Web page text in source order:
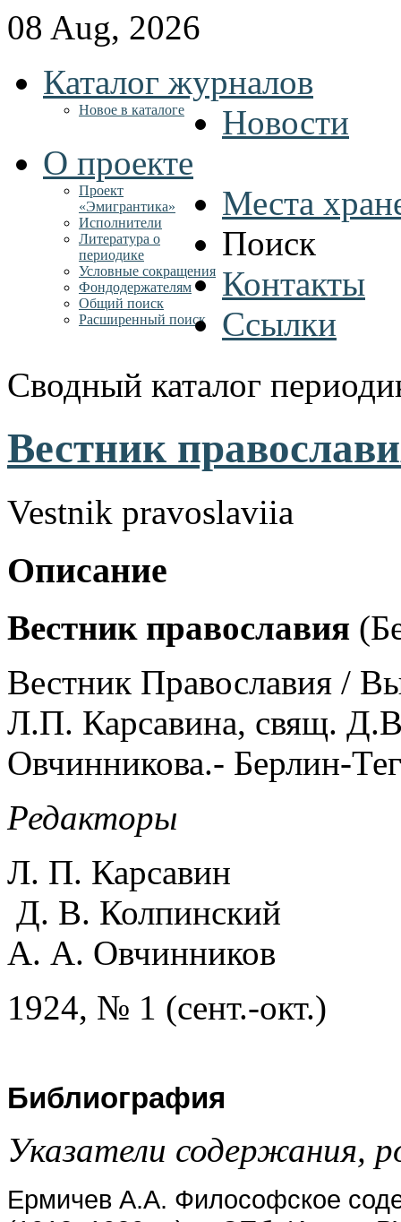
08 Aug, 2026
Каталог журналов
Новое в каталоге
Новости
О проекте
Проект
«Эмигрантика»
Исполнители
Литература о
периодике
Условные сокращения
Фондодержателям
Места
Поиск
Общий поиск
Расширенный поиск
Контакты
Ссылки
Сводный каталог
Вестник
Vestnik pravoslaviia
Описание
Вестник православия
Вестник Православия /
Л.П. Карсавина, свящ.
Овчинникова.- Берлин-
Редакторы
Л. П. Карсавин
Д. В. Колпинский
А. А. Овчинников
1924, № 1 (сент.-окт.)
Библиография
Указатели содержания,
Ермичев А.А. Философское